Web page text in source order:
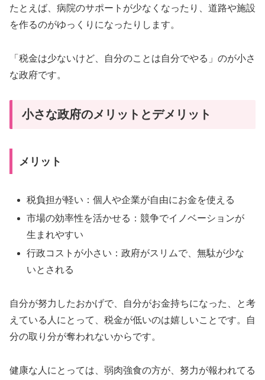
たとえば、病院のサポートが少なくなったり、道路や施設
を作るのがゆっくりになったりします。
「税金は少ないけど、自分のことは自分でやる」のが小さ
な政府です。
小さな政府のメリットとデメリット
メリット
税負担が軽い：個人や企業が自由にお金を使える
市場の効率性を活かせる：競争でイノベーションが
生まれやすい
行政コストが小さい：政府がスリムで、無駄が少な
いとされる
自分が努力したおかげで、自分がお金持ちになった、と考
えている人にとって、税金が低いのは嬉しいことです。自
分の取り分が奪われないからです。
健康な人にとっては、弱肉強食の方が、努力が報われてる